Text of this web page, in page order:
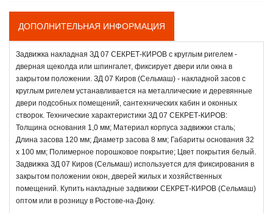
ДОПОЛНИТЕЛЬНАЯ ИНФОРМАЦИЯ
Задвижка накладная ЗД 07 СЕКРЕТ-КИРОВ с круглым ригелем -
дверная щеколда или шпингалет, фиксирует двери или окна в
закрытом положении. ЗД 07 Киров (Сельмаш) - накладной засов с
круглым ригелем устанавливается на металлические и деревянные
двери подсобных помещений, сантехнических кабин и оконных
створок. Технические характеристики ЗД 07 СЕКРЕТ-КИРОВ:
Толщина основания 1,0 мм; Материал корпуса задвижки сталь;
Длина засова 120 мм; Диаметр засова 8 мм; Габариты основания 32
х 100 мм; Полимерное порошковое покрытие; Цвет покрытия белый.
Задвижка ЗД 07 Киров (Сельмаш) используется для фиксирования в
закрытом положении окон, дверей жилых и хозяйственных
помещений. Купить накладные задвижки СЕКРЕТ-КИРОВ (Сельмаш)
оптом или в розницу в Ростове-на-Дону.